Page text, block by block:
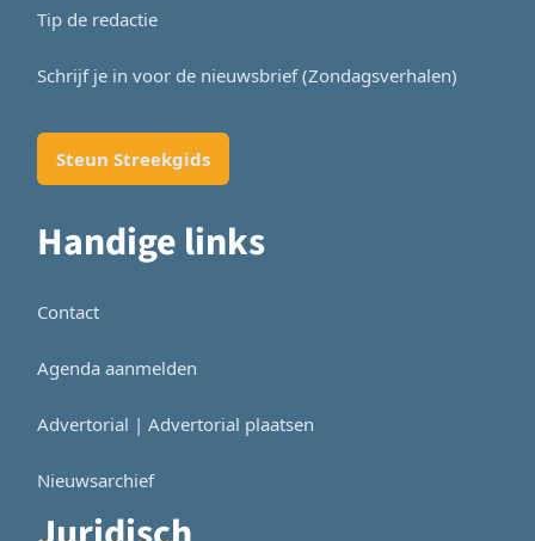
Tip de redactie
Schrijf je in voor de nieuwsbrief (Zondagsverhalen)
Steun Streekgids
Handige links
Contact
Agenda aanmelden
Advertorial | Advertorial plaatsen
Nieuwsarchief